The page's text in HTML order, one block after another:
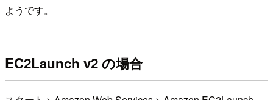
ようです。
EC2Launch v2 の場合